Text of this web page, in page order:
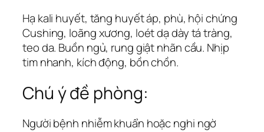
Hạ kali huyết, tăng huyết áp, phù, hội chứng
Cushing, loãng xương, loét dạ dày tá tràng,
teo da. Buồn ngủ, rung giật nhãn cầu. Nhịp
tim nhanh, kích động, bồn chồn.
Chú ý đề phòng:
Người bệnh nhiễm khuẩn hoặc nghi ngờ